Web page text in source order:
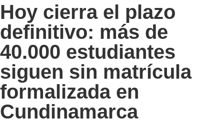
Hoy cierra el plazo
definitivo: más de
40.000 estudiantes
siguen sin matrícula
formalizada en
Cundinamarca